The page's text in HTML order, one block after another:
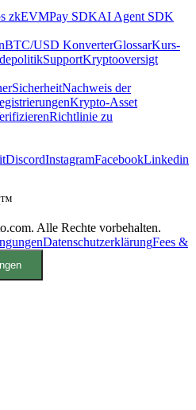
zkEVMPay SDKAI Agent SDK
BTC/USD KonverterGlossarKurs-
SupportKryptooversigt
SicherheitNachweis der
Krypto-Asset
Richtlinie zu
DiscordInstagramFacebookLinkedin
Alle Rechte vorbehalten.
DatenschutzerklärungFees &